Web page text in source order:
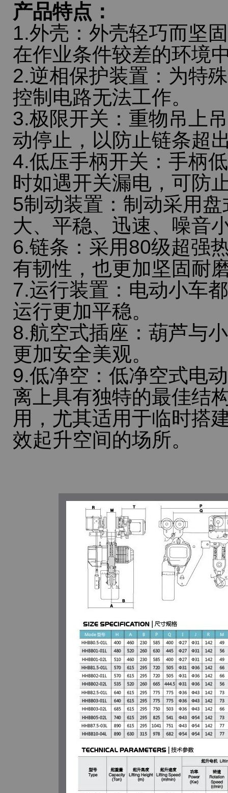
产品特点：
1.外壳：外壳轻巧而坚
在作业条件较差的环境
2.逆相保护装置：为特
控制电路无法工作。
3.极限开关：重物吊上
动停止，以防止链条超
4.低压手柄开关：手柄
时如遇开关漏电，可防
5制动装置：制动采用
大、平稳、迅速、噪音
6.链条：采用80级超强
有韧性，也更加坚固耐
7.运行装置：电动小车
运行更加平稳。
8.航空式插座：葫芦与
更加安全美观。
9.低净空：低净空式电
离上具有独特的最佳结
用，尤其适用于临时搭
效起升空间的场所。